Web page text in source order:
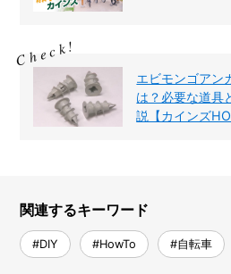
エビモンゴアン
は？必要な道具
説【カインズ
関連するキーワード
#DIY #HowTo #自転車